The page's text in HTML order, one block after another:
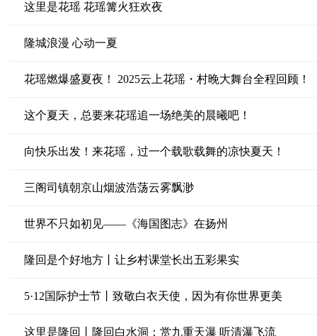
这里是花瑶 花瑶篝火狂欢夜
隆城浪漫 心动一夏
花瑶燃爆盛夏夜！ 2025云上花瑶・村晚大舞台全程回顾！
这个夏天，总要来花瑶追一场绝美的晨曦吧！
向快乐出发！来花瑶，过一个载歌载舞的凉快夏天！
三阁司镇朝京山烟波浩荡云雾飘渺
世界不只如初见——《海国图志》在扬州
隆回是个好地方丨让乡村课堂长出五彩果实
5·12国际护士节丨致敬白衣天使，因为有你世界更美
这里是隆回丨隆回白水洞：赏九重天瀑 听清瀑飞流